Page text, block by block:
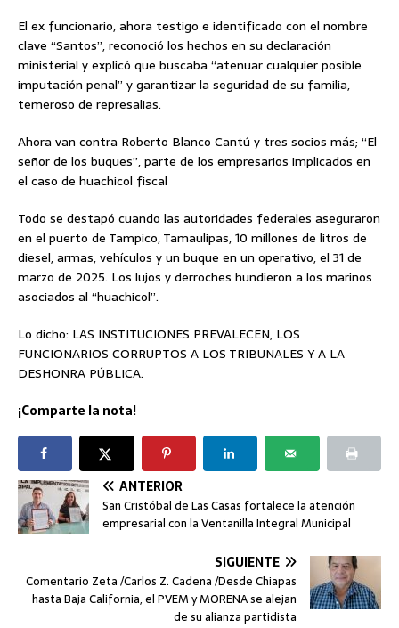
El ex funcionario, ahora testigo e identificado con el nombre
clave “Santos”, reconoció los hechos en su declaración
ministerial y explicó que buscaba “atenuar cualquier posible
imputación penal” y garantizar la seguridad de su familia,
temeroso de represalias.
Ahora van contra Roberto Blanco Cantú y tres socios más; “El
señor de los buques”, parte de los empresarios implicados en
el caso de huachicol fiscal
Todo se destapó cuando las autoridades federales aseguraron
en el puerto de Tampico, Tamaulipas, 10 millones de litros de
diesel, armas, vehículos y un buque en un operativo, el 31 de
marzo de 2025. Los lujos y derroches hundieron a los marinos
asociados al “huachicol”.
Lo dicho: LAS INSTITUCIONES PREVALECEN, LOS
FUNCIONARIOS CORRUPTOS A LOS TRIBUNALES Y A LA
DESHONRA PÚBLICA.
¡Comparte la nota!
ANTERIOR
San Cristóbal de Las Casas fortalece la atención
empresarial con la Ventanilla Integral Municipal
SIGUIENTE
Comentario Zeta /Carlos Z. Cadena /Desde Chiapas
hasta Baja California, el PVEM y MORENA se alejan
de su alianza partidista